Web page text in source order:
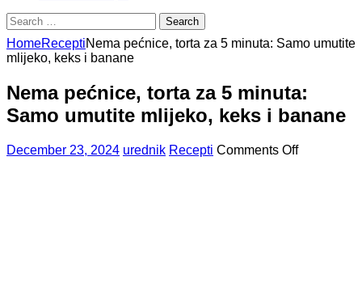
Search
for:
HomeReceptiNema pećnice, torta za 5 minuta: Samo umutite
mlijeko, keks i banane
Nema pećnice, torta za 5 minuta:
Samo umutite mlijeko, keks i banane
December 23, 2024 urednik Recepti Comments Offon